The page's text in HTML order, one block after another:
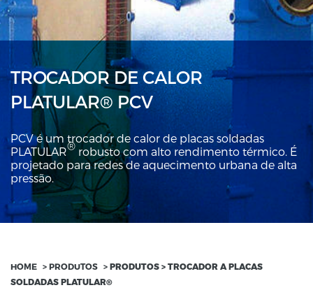
TROCADOR DE CALOR
PLATULAR® PCV
PCV é um trocador de calor de placas soldadas
PLATULAR® robusto com alto rendimento térmico. É
projetado para redes de aquecimento urbana de alta
pressão.
HOME > PRODUTOS > PRODUTOS > TROCADOR A PLACAS
SOLDADAS PLATULAR®